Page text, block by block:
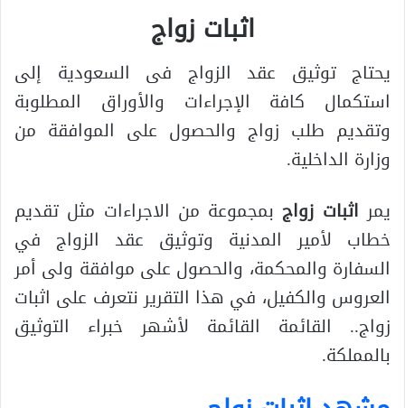
اثبات زواج
يحتاج توثيق عقد الزواج فى السعودية إلى
استكمال كافة الإجراءات والأوراق المطلوبة
وتقديم طلب زواج والحصول على الموافقة من
وزارة الداخلية.
يمراثبات زواج بمجموعة من الاجراءات مثل تقديم
خطاب لأمير المدنية وتوثيق عقد الزواج في
السفارة والمحكمة، والحصول على موافقة ولى أمر
العروس والكفيل، في هذا التقرير نتعرف على اثبات
زواج.. القائمة القائمة لأشهر خبراء التوثيق
بالمملكة.